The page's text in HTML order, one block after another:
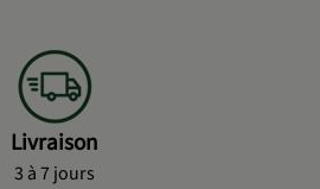
Livraison
3 à 7 jours